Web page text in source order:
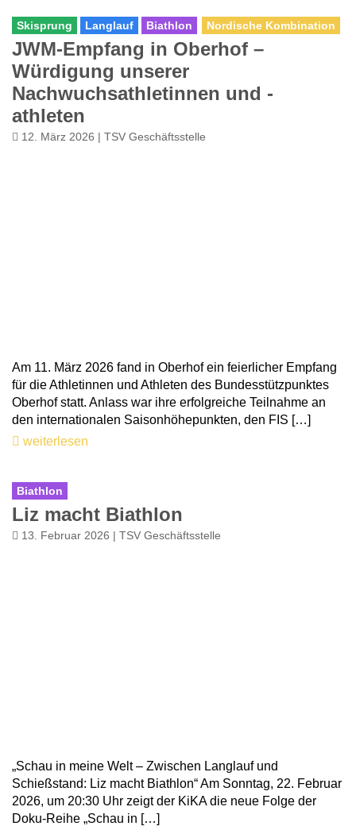
Skisprung Langlauf Biathlon Nordische Kombination
JWM-Empfang in Oberhof –
Würdigung unserer
Nachwuchsathletinnen und -
athleten
12. März 2026 | TSV Geschäftsstelle
Am 11. März 2026 fand in Oberhof ein feierlicher Empfang
für die Athletinnen und Athleten des Bundesstützpunktes
Oberhof statt. Anlass war ihre erfolgreiche Teilnahme an
den internationalen Saisonhöhepunkten, den FIS […]
weiterlesen
Biathlon
Liz macht Biathlon
13. Februar 2026 | TSV Geschäftsstelle
„Schau in meine Welt – Zwischen Langlauf und
Schießstand: Liz macht Biathlon“ Am Sonntag, 22. Februar
2026, um 20:30 Uhr zeigt der KiKA die neue Folge der
Doku-Reihe „Schau in […]